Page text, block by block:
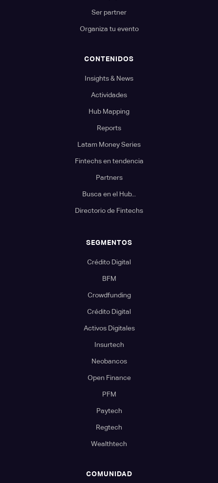
Ser partner
Organiza tu evento
CONTENIDOS
Insights & News
Actividades
Hub Mapping
Reports
Latam Money Series
Fintechs en tendencia
Partners
Busca en el Hub...
Directorio de Fintechs
SEGMENTOS
Crédito Digital
BFM
Crowdfunding
Crédito Digital
Activos Digitales
Insurtech
Neobancos
Open Finance
PFM
Paytech
Regtech
Wealthtech
COMUNIDAD